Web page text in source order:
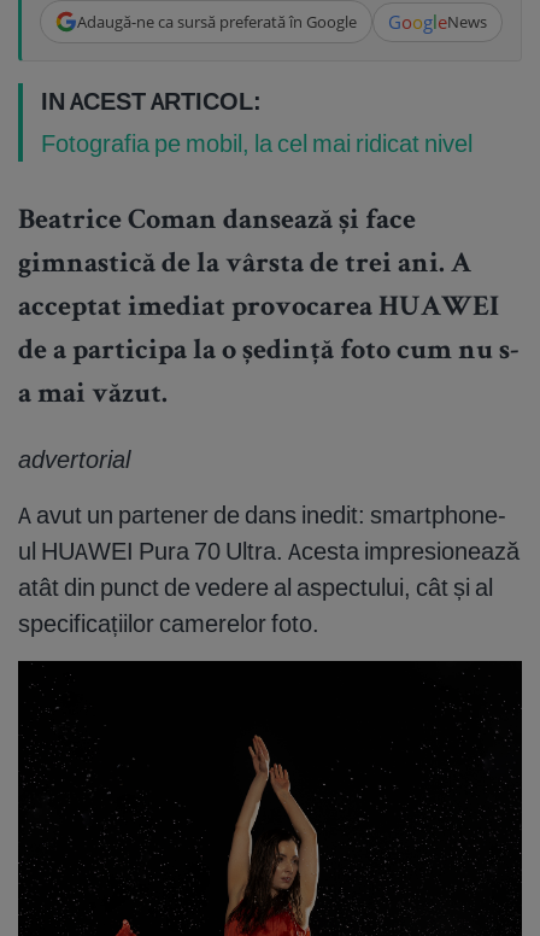
Adaugă-ne ca sursă preferată în Google GoogleNews
IN ACEST ARTICOL:
Fotografia pe mobil, la cel mai ridicat nivel
Beatrice Coman dansează și face
gimnastică de la vârsta de trei ani. A
acceptat imediat provocarea HUAWEI
de a participa la o ședință foto cum nu s-
a mai văzut.
advertorial
A avut un partener de dans inedit: smartphone-
ul HUAWEI Pura 70 Ultra. Acesta impresionează
atât din punct de vedere al aspectului, cât și al
specificațiilor camerelor foto.